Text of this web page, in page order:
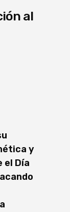
al
y
el Día